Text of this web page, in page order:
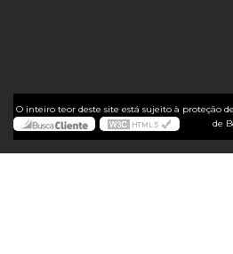
O inteiro teor deste site está sujeito à proteção
de